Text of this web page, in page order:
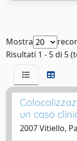
Mostra
Risultati 1 - 5 di 5
un caso
2007 Vitiello,